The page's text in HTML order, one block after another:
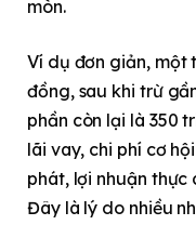
mòn.
Ví dụ đơn giản, một
đồng, sau khi trừ
phần còn lại là 350
lãi vay, chi phí cơ
phát, lợi nhuận thực
Đây là lý do nhiều